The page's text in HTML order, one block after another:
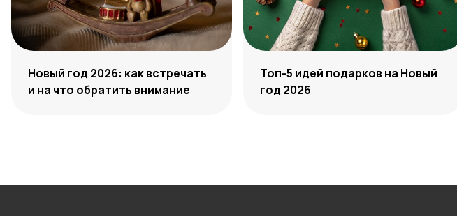
Новый год 2026: как встречать
и на что обратить внимание
Топ-5 идей подарков на Новый
год 2026